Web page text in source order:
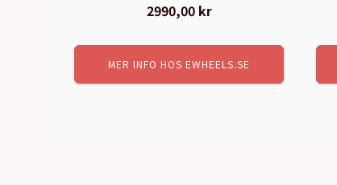
2990,00 kr
MER INFO HOS EWHEELS.SE